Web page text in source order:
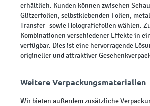
erhältlich. Kunden können zwischen
Glitzerfolien, selbstklebenden Folien,
Transfer- sowie Holografiefolien wählen.
Kombinationen verschiedener Effekte in
verfügbar. Dies ist eine hervorragende
origineller und attraktiver
Weitere Verpackungsmaterialien
Wir bieten außerdem zusätzliche